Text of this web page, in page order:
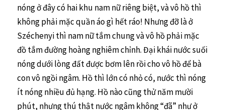
nóng ở đây có hai khu nam nữ riêng biệt, và vô hồ thì
không phải mặc quần áo gì hết ráo! Nhưng đỡ là ở
Széchenyi thì nam nữ tắm chung và vô hồ phải mặc
đồ tắm đường hoàng nghiêm chỉnh. Đại khái nước suối
nóng dưới lòng đất được bơm lên rồi cho vô hồ để bà
con vô ngồi ngâm. Hồ thì lớn có nhỏ có, nước thì nóng
ít nóng nhiều đủ hạng. Hồ nào cũng thử năm mười
phút, nhưng thú thật nước ngâm không “đã” như ở